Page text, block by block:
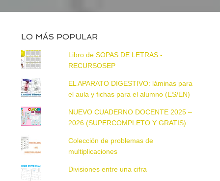
LO MÁS POPULAR
Libro de SOPAS DE LETRAS -
RECURSOSEP
EL APARATO DIGESTIVO: láminas para
el aula y fichas para el alumno (ES/EN)
NUEVO CUADERNO DOCENTE 2025 –
2026 (SUPERCOMPLETO Y GRATIS)
Colección de problemas de
multiplicaciones
Divisiones entre una cifra